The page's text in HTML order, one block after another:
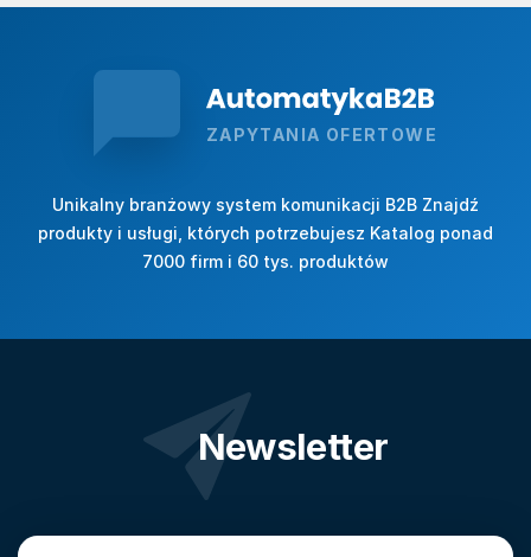
ZAPYTANIA OFERTOWE
Unikalny branżowy system komunikacji B2B Znajdź
produkty i usługi, których potrzebujesz Katalog ponad
7000 firm i 60 tys. produktów
Newsletter